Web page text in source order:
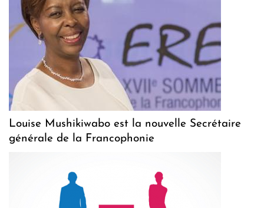
Louise Mushikiwabo est la nouvelle Secrétaire
générale de la Francophonie